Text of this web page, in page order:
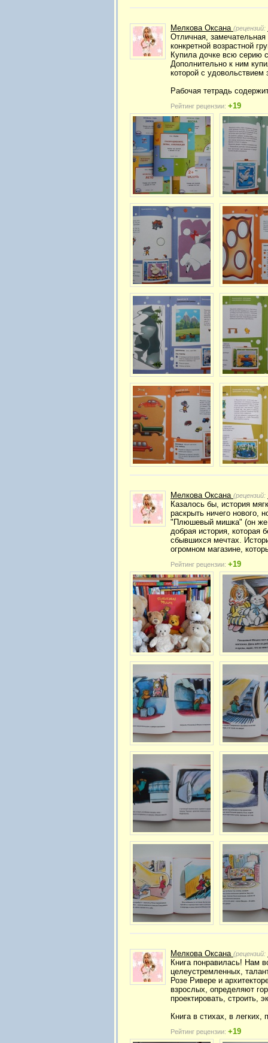
Мелкова Оксана (рецензий:
Отличная, замечательная
конкретной возрастной
Купила дочке всю серию
Дополнительно к ним
которой с удовольствием
Рабочая тетрадь
Рейтинг рецензии: +19
Мелкова Оксана (рецензий:
Казалось бы, история
раскрыть ничего нового,
"Плюшевый мишка" (он же
добрая история, которая
сбывшихся мечтах.
огромном магазине,
Рейтинг рецензии: +19
Мелкова Оксана (рецензий:
Книга понравилась! Нам
целеустремленных,
Розе Ривере и
взрослых, определяют
проектировать, строить,
Книга в стихах, в
Рейтинг рецензии: +19